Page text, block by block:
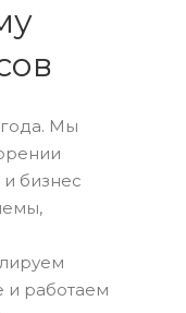
Мы
и бизнес
и работаем